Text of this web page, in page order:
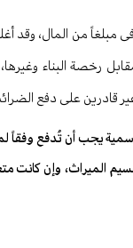
مبلغاً من المال، وقد
رخصة البناء
قادرین علی دفع
یجب أن تُدفع
المیراث، وإن کانت